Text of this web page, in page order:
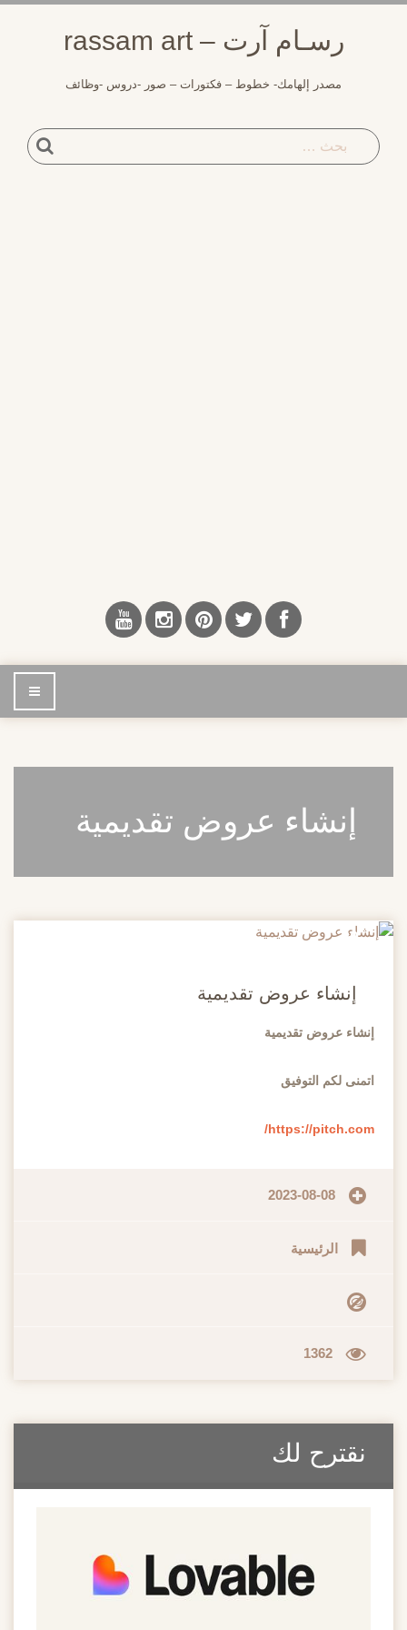
رسـام آرت – rassam art
مصدر إلهامك- خطوط – فكتورات – صور -دروس -وظائف
إضغط
للتصفح
إنشاء عروض تقديمية
20
إنشاء عروض تقديمية
إنشاء عروض تقديمية
اتمنى لكم التوفيق
https://pitch.com/
2023-08-08
الرئيسية
1362
نقترح لك